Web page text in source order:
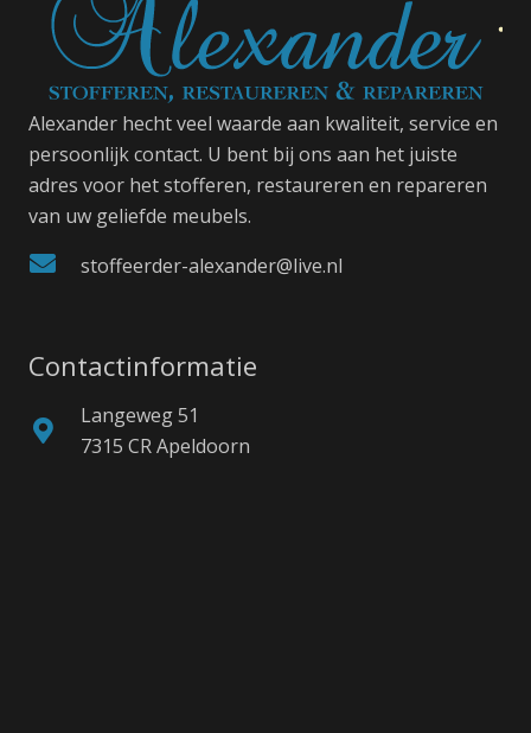
Alexander hecht veel waarde aan kwaliteit, service en
persoonlijk contact. U bent bij ons aan het juiste
adres voor het stofferen, restaureren en repareren
van uw geliefde meubels.
stoffeerder-alexander@live.nl
Contactinformatie
Langeweg 51
7315 CR Apeldoorn